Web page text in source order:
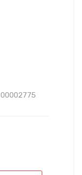
00002775